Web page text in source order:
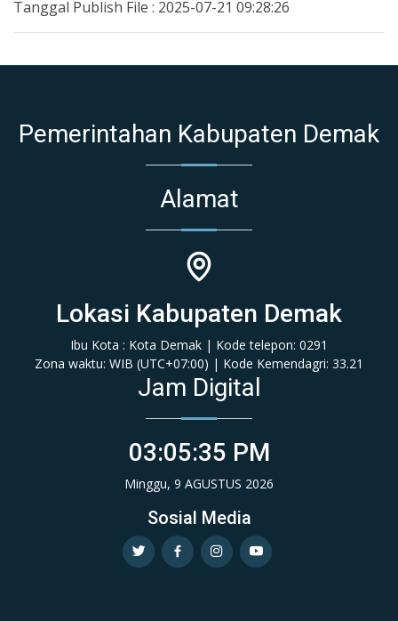
Tanggal Publish File : 2025-07-21 09:28:26
Pemerintahan Kabupaten Demak
Alamat
Lokasi Kabupaten Demak
Ibu Kota : Kota Demak | Kode telepon: 0291
Zona waktu: WIB (‎UTC+07:00‎)‎ | Kode Kemendagri: 33.21
Jam Digital
03:05:35 PM
Minggu, 9 AGUSTUS 2026
Sosial Media